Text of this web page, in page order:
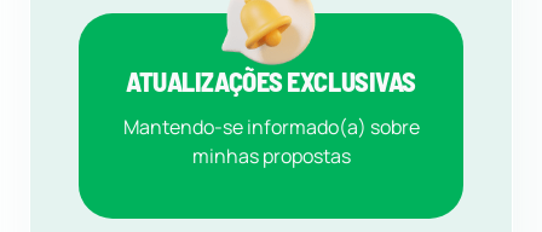
ATUALIZAÇÕES EXCLUSIVAS
Mantendo-se informado(a) sobre
minhas propostas